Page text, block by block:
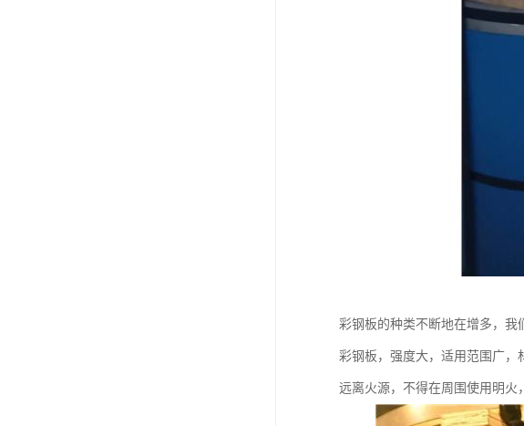
彩钢板的种类不断地在增多，我
彩钢板，强度大，适用范围广，
远离火源，不得在周围使用明火